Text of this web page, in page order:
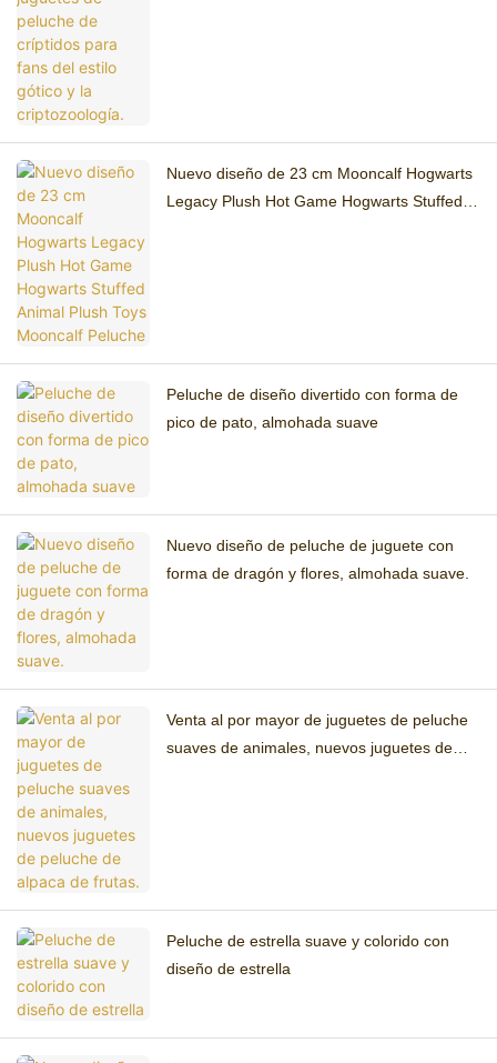
Nuevo diseño de 23 cm Mooncalf Hogwarts
Legacy Plush Hot Game Hogwarts Stuffed
Peluche de diseño divertido con forma de
pico de pato, almohada suave
Nuevo diseño de peluche de juguete con
forma de dragón y flores, almohada suave.
Venta al por mayor de juguetes de peluche
suaves de animales, nuevos juguetes de
Peluche de estrella suave y colorido con
diseño de estrella